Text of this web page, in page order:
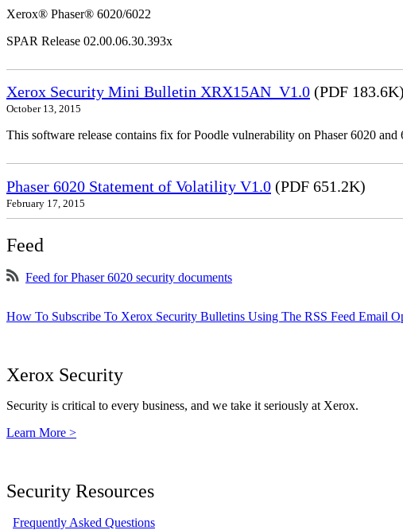
Xerox® Phaser® 6020/6022
SPAR Release 02.00.06.30.393x
Xerox Security Mini Bulletin XRX15AN_V1.0 (PDF 183.6K)
October 13, 2015
This software release contains fix for Poodle vulnerability on Phaser 6020
Phaser 6020 Statement of Volatility V1.0 (PDF 651.2K)
February 17, 2015
Feed
Feed for Phaser 6020 security documents
How To Subscribe To Xerox Security Bulletins Using The RSS Feed Email
Xerox Security
Security is critical to every business, and we take it seriously at Xerox.
Learn More >
Security Resources
Frequently Asked Questions